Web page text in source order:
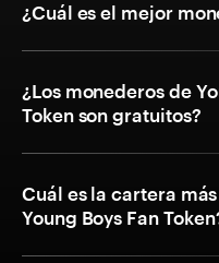
¿Cuál es el mejor
¿Los monederos de
Token son gratuitos?
Cuál es la cartera
Young Boys Fan